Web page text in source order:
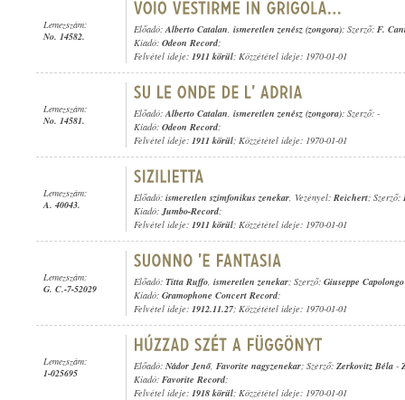
Lemezszám:
No. 14582.
Előadó:Alberto Catalan, ismeretlen zenész (zongora); Szerző: F.
Kiadó: Odeon Record;
Felvétel ideje: 1911 körül; Közzététel ideje: 1970-01-01
Lemezszám:
No. 14581.
Előadó:Alberto Catalan, ismeretlen zenész (zongora); Szerző: -
Kiadó: Odeon Record;
Felvétel ideje: 1911 körül; Közzététel ideje: 1970-01-01
Lemezszám:
A. 40043.
Előadó: ismeretlen szimfonikus zenekar, Vezényel: Reichert; Szerző:
Kiadó:Jumbo-Record;
Felvétel ideje: 1911 körül; Közzététel ideje: 1970-01-01
Lemezszám:
G. C.-7-52029
Előadó: Titta Ruffo, ismeretlen zenekar; Szerző: Giuseppe Capolongo
Kiadó: Gramophone Concert Record;
Felvétel ideje: 1912.11.27; Közzététel ideje: 1970-01-01
Lemezszám:
1-025695
Előadó: Nádor Jenő, Favorite nagyzenekar; Szerző: Zerkovitz Béla -
Kiadó: Favorite Record;
Felvétel ideje: 1918 körül; Közzététel ideje: 1970-01-01